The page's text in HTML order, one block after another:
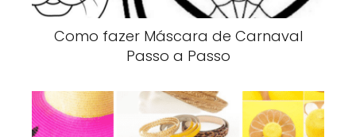
Como fazer Máscara de Carnaval
Passo a Passo